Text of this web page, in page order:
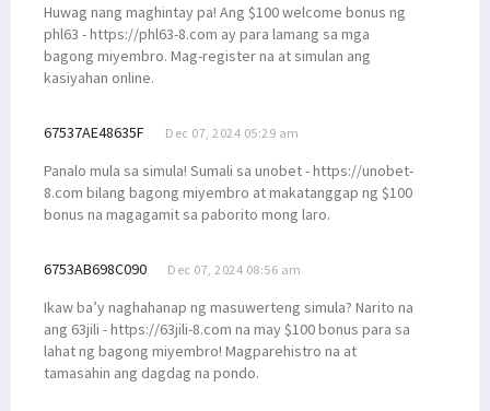
Huwag nang maghintay pa! Ang $100 welcome bonus ng
phl63 - https://phl63-8.com ay para lamang sa mga
bagong miyembro. Mag-register na at simulan ang
kasiyahan online.
67537AE48635F Dec 07, 2024 05:29 am
Panalo mula sa simula! Sumali sa unobet - https://unobet-
8.com bilang bagong miyembro at makatanggap ng $100
bonus na magagamit sa paborito mong laro.
6753AB698C090 Dec 07, 2024 08:56 am
Ikaw ba’y naghahanap ng masuwerteng simula? Narito na
ang 63jili - https://63jili-8.com na may $100 bonus para sa
lahat ng bagong miyembro! Magparehistro na at
tamasahin ang dagdag na pondo.